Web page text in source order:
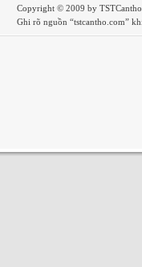
Copyright © 2009 by
Ghi rõ nguồn “tstcantho.com”